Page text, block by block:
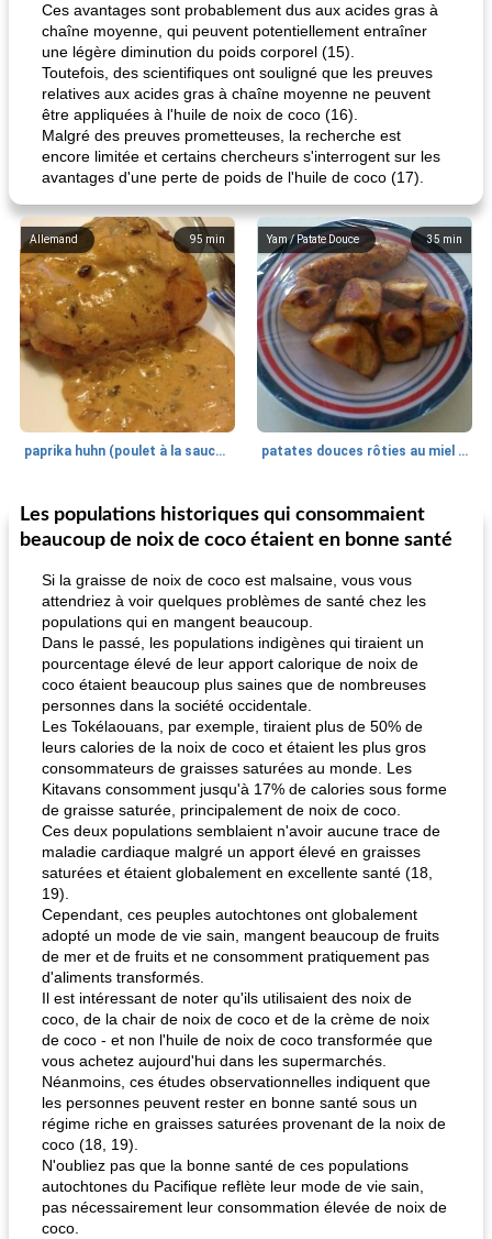
Ces avantages sont probablement dus aux acides gras à
chaîne moyenne, qui peuvent potentiellement entraîner
une légère diminution du poids corporel (15).
Toutefois, des scientifiques ont souligné que les preuves
relatives aux acides gras à chaîne moyenne ne peuvent
être appliquées à l'huile de noix de coco (16).
Malgré des preuves prometteuses, la recherche est
encore limitée et certains chercheurs s'interrogent sur les
avantages d'une perte de poids de l'huile de coco (17).
95 min
Allemand
paprika huhn (poulet à la sauce paprika).
35 min
Yam / Patate Douce
patates douces rôties au miel / kumara
25min
Petit déjeuner et brunch
quinoa petit déjeuner méditerranéen
Viande et volaille
Les populations historiques qui consommaient
beaucoup de noix de coco étaient en bonne santé
Si la graisse de noix de coco est malsaine, vous vous
attendriez à voir quelques problèmes de santé chez les
populations qui en mangent beaucoup.
Dans le passé, les populations indigènes qui tiraient un
pourcentage élevé de leur apport calorique de noix de
coco étaient beaucoup plus saines que de nombreuses
personnes dans la société occidentale.
Les Tokélaouans, par exemple, tiraient plus de 50% de
leurs calories de la noix de coco et étaient les plus gros
consommateurs de graisses saturées au monde. Les
Kitavans consomment jusqu'à 17% de calories sous forme
de graisse saturée, principalement de noix de coco.
Ces deux populations semblaient n'avoir aucune trace de
maladie cardiaque malgré un apport élevé en graisses
saturées et étaient globalement en excellente santé (18,
19).
Cependant, ces peuples autochtones ont globalement
adopté un mode de vie sain, mangent beaucoup de fruits
de mer et de fruits et ne consomment pratiquement pas
d'aliments transformés.
Il est intéressant de noter qu'ils utilisaient des noix de
coco, de la chair de noix de coco et de la crème de noix
de coco - et non l'huile de noix de coco transformée que
vous achetez aujourd'hui dans les supermarchés.
Néanmoins, ces études observationnelles indiquent que
les personnes peuvent rester en bonne santé sous un
régime riche en graisses saturées provenant de la noix de
coco (18, 19).
N'oubliez pas que la bonne santé de ces populations
autochtones du Pacifique reflète leur mode de vie sain,
pas nécessairement leur consommation élevée de noix de
coco.